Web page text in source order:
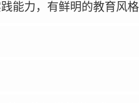
能力，有鲜明的教育风格